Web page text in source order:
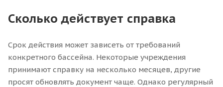
Сколько действует справка
Срок действия может зависеть от требований
конкретного бассейна. Некоторые учреждения
принимают справку на несколько месяцев, другие
просят обновлять документ чаще. Однако регулярный